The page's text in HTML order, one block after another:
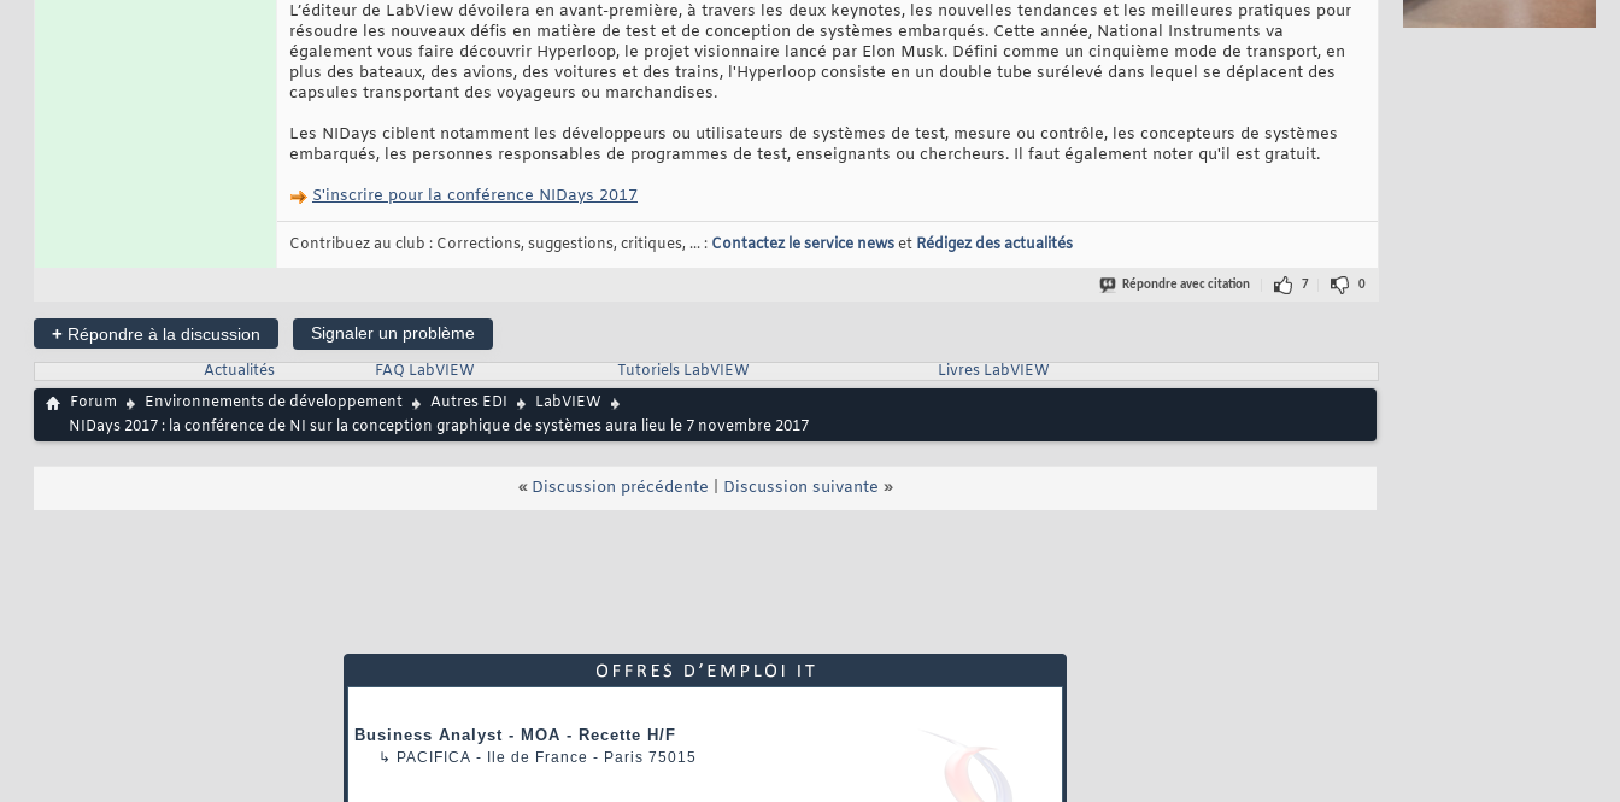
L’éditeur de LabView dévoilera en avant-première, à travers les deux keynotes, les nouvelles tendances et les meilleures pratiques pour
résoudre les nouveaux défis en matière de test et de conception de systèmes embarqués. Cette année, National Instruments va
également vous faire découvrir Hyperloop, le projet visionnaire lancé par Elon Musk. Défini comme un cinquième mode de transport, en
plus des bateaux, des avions, des voitures et des trains, l'Hyperloop consiste en un double tube surélevé dans lequel se déplacent des
capsules transportant des voyageurs ou marchandises.
Les NIDays ciblent notamment les développeurs ou utilisateurs de systèmes de test, mesure ou contrôle, les concepteurs de systèmes
embarqués, les personnes responsables de programmes de test, enseignants ou chercheurs. Il faut également noter qu'il est gratuit.
S'inscrire pour la conférence NIDays 2017
Contribuez au club : Corrections, suggestions, critiques, ... : Contactez le service newset Rédigez des actualités
Répondre avec citation 7 0
+ Répondre à la discussion
Signaler un problème
Actualités
FAQ LabVIEW Tutoriels LabVIEW
Livres LabVIEW
Forum
Environnements de développement Autres EDI
LabVIEW
NIDays 2017 : la conférence de NI sur la conception graphique de systèmes aura lieu le 7 novembre 2017
« Discussion précédente Discussion suivante »
Business Analyst - MOA - Recette H/F
↳ PACIFICA - Ile de France - Paris 75015